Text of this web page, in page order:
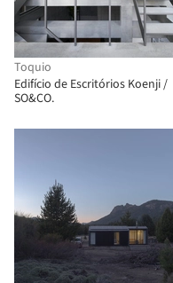
Toquio
Edifício de Escritórios Koenji /
SO&CO.